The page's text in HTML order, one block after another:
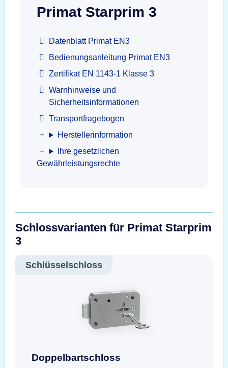
Primat Starprim 3
Datenblatt Primat EN3
Bedienungsanleitung Primat EN3
Zertifikat EN 1143-1 Klasse 3
Warnhinweise und
Sicherheitsinformationen
Transportfragebogen
Herstellerinformation
Ihre gesetzlichen
Gewährleistungsrechte
Schlossvarianten für Primat Starprim
3
Schlüsselschloss
Doppelbartschloss mit Schlüssel
Doppelbartschloss